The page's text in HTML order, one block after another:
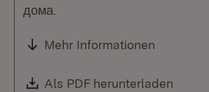
дома.
Mehr Informationen
Download:
Als PDF herunterladen